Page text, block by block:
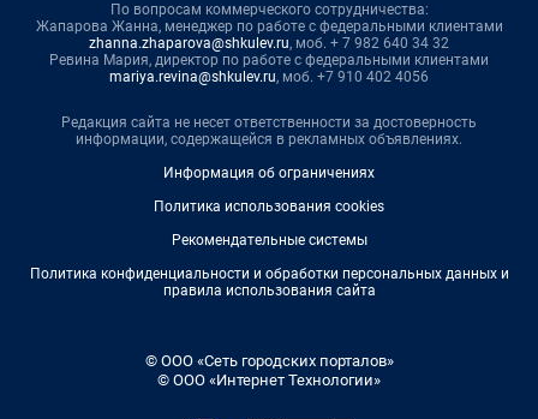
По вопросам коммерческого сотрудничества:
Жапарова Жанна, менеджер по работе с федеральными клиентами
zhanna.zhaparova@shkulev.ru, моб. + 7 982 640 34 32
Ревина Мария, директор по работе с федеральными клиентами
mariya.revina@shkulev.ru, моб. +7 910 402 4056
Редакция сайта не несет ответственности за достоверность
информации, содержащейся в рекламных объявлениях.
Информация об ограничениях
Политика использования cookies
Рекомендательные системы
Политика конфиденциальности и обработки персональных данных и
правила использования сайта
© ООО «Сеть городских порталов»
© ООО «Интернет Технологии»